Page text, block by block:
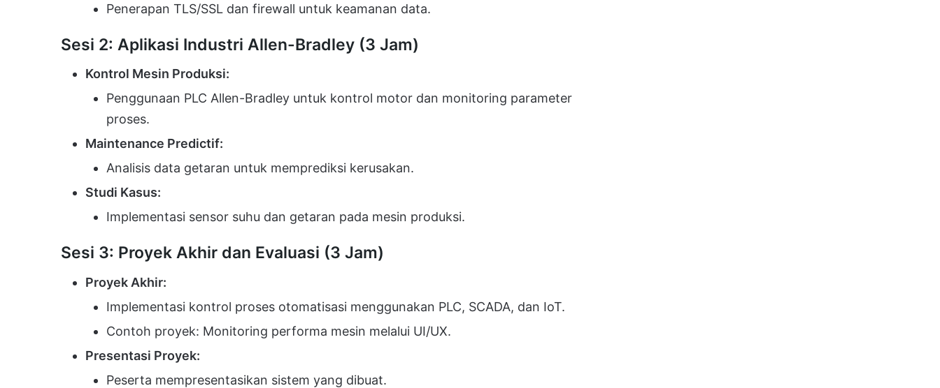
Penerapan TLS/SSL dan firewall untuk keamanan data.
Sesi 2: Aplikasi Industri Allen-Bradley (3 Jam)
Kontrol Mesin Produksi:
Penggunaan PLC Allen-Bradley untuk kontrol motor dan monitoring parameter
proses.
Maintenance Predictif:
Analisis data getaran untuk memprediksi kerusakan.
Studi Kasus:
Implementasi sensor suhu dan getaran pada mesin produksi.
Sesi 3: Proyek Akhir dan Evaluasi (3 Jam)
Proyek Akhir:
Implementasi kontrol proses otomatisasi menggunakan PLC, SCADA, dan IoT.
Contoh proyek: Monitoring performa mesin melalui UI/UX.
Presentasi Proyek:
Peserta mempresentasikan sistem yang dibuat.